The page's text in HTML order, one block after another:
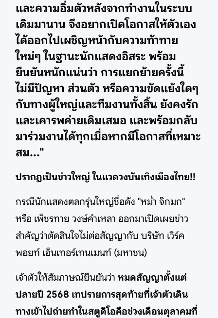
และความอิ่มตัวหลังจากทำงานในระบบ
เดิมมานาน จึงอยากเปิดโอกาสให้ตัวเอง
ได้ออกไปเผชิญหน้ากับความท้าทาย
ใหม่ๆ ในฐานะนักแสดงอิสระ พร้อม
ยืนยันหนักแน่นว่า การแยกย้ายครั้งนี้
ไม่มีปัญหา ส่วนตัว หรือความขัดแย้งใดๆ
กับทางผู้ใหญ่และทีมงานทั้งสิ้น ยังคงรัก
และเคารพค่ายเดิมเสมอ และพร้อมกลับ
มาร่วมงานได้ทุกเมื่อหากมีโอกาสที่เหมาะ
สม..."
ปรากฏเป็นข่าวใหญ่ ในแวดวงบันเทิงเมืองไทย!!
กรณีนักแสดงตลกรุ่นใหญ่ชื่อดัง "หม่ำ จ๊กมก"
หรือ เพ็ชรทาย วงษ์คำเหลา ออกมาเปิดเผยข่าว
สำคัญว่าตัดสินใจไม่ต่อสัญญากับ บริษัท เวิร์ค
พอยท์ เอ็นเทอร์เทนเมนท์ (มหาชน)
เจ้าตัวให้สัมภาษณ์ยืนยันว่า หมดสัญญาตั้งแต่
ปลายปี 2568 เทปรายการสุดท้ายที่เจ้าตัวเดิน
ทางเข้าไปถ่ายทำในสตูดิโอคือช่วงเดือนตุลาคมที่